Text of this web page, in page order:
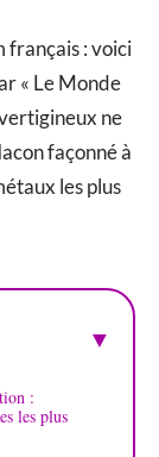
français : voici
« Le Monde
ne
façonné à
les plus
:
les plus